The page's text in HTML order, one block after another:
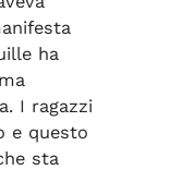
ha
I ragazzi
e questo
sta